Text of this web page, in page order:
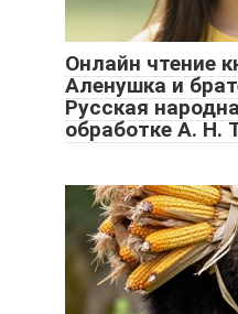
Онлайн чтение
Аленушка и
Русская
обработке А. Н.